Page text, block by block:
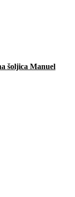
šoljica Manuel